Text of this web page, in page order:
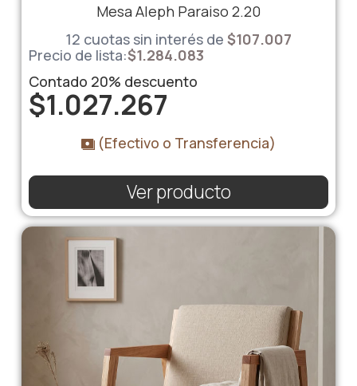
Mesa Aleph Paraiso 2.20
12 cuotas sin interés de $107.007
Precio de lista:$1.284.083
Contado 20% descuento
$1.027.267
(Efectivo o Transferencia)
Ver producto